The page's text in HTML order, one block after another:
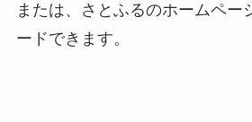
または、さとふるのホームペー
ードできます。